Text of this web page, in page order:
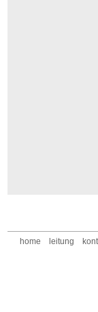
home leitung